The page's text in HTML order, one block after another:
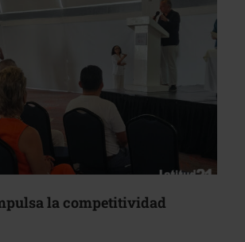
la competitividad